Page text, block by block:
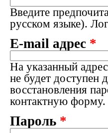
Введите
русском языке).
E-mail адрес *
На указанный
не будет доступен
восстановления
контактную форму.
Пароль *